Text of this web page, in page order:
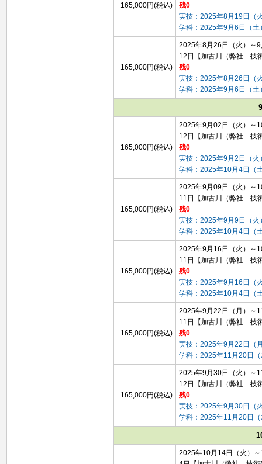
165,000円(税込)
残0
実技：2025年8月19日（
学科：2025年9月6日（
165,000円(税込)
2025年8月26日（火）～
12日
【加古川（弊社 技
残0
実技：2025年8月26日（
学科：2025年9月6日（
165,000円(税込)
2025年9月02日（火）～
12日
【加古川（弊社 技
残0
実技：2025年9月2日（
学科：2025年10月4日（
165,000円(税込)
2025年9月09日（火）～
11日
【加古川（弊社 技
残0
実技：2025年9月9日（
学科：2025年10月4日（
165,000円(税込)
2025年9月16日（火）～
11日
【加古川（弊社 技
残0
実技：2025年9月16日（
学科：2025年10月4日（
165,000円(税込)
2025年9月22日（月）～
11日
【加古川（弊社 技
残0
実技：2025年9月22日（
学科：2025年11月20日
165,000円(税込)
2025年9月30日（火）～
12日
【加古川（弊社 技
残0
実技：2025年9月30日（
学科：2025年11月20日
2025年10月14日（火）